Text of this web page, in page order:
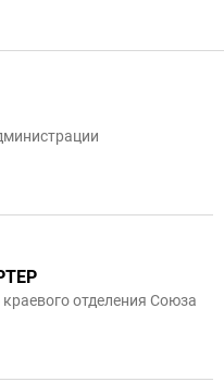
отделения Союза